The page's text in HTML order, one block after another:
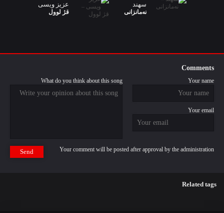
سهند
نەمانزانی
عزیز ویسی
قژ لوول
Comments
Your name
Your email
What do you think about this song
Your comment will be posted after approval by the administration
Send
Related tags